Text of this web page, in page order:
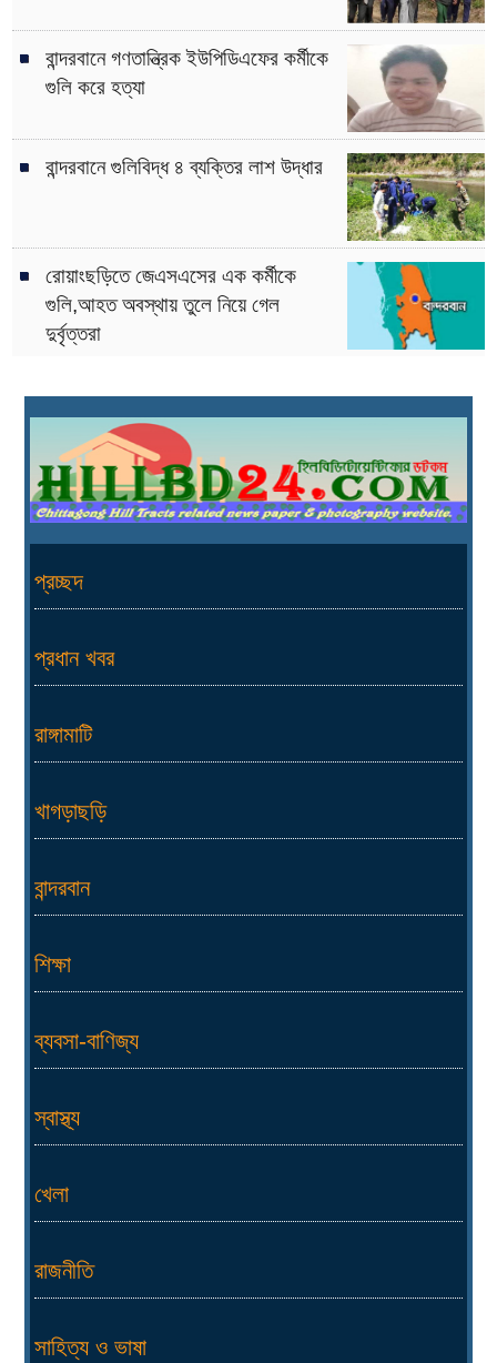
বান্দরবানে গণতান্ত্রিক ইউপিডিএফের কর্মীকে
গুলি করে হত্যা
বান্দরবানে গুলিবিদ্ধ ৪ ব্যক্তির লাশ উদ্ধার
রোয়াংছড়িতে জেএসএসের এক কর্মীকে
গুলি,আহত অবস্থায় তুলে নিয়ে গেল
দুর্বৃত্তরা
প্রচ্ছদ
প্রধান খবর
রাঙ্গামাটি
খাগড়াছড়ি
বান্দরবান
শিক্ষা
ব্যবসা-বাণিজ্য
স্বাস্থ্য
খেলা
রাজনীতি
সাহিত্য ও ভাষা